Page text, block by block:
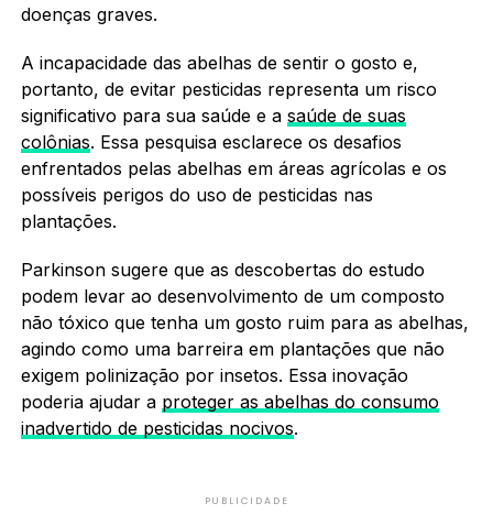
doenças graves.
A incapacidade das abelhas de sentir o gosto e,
portanto, de evitar pesticidas representa um risco
significativo para sua saúde e a saúde de suas
colônias. Essa pesquisa esclarece os desafios
enfrentados pelas abelhas em áreas agrícolas e os
possíveis perigos do uso de pesticidas nas
plantações.
Parkinson sugere que as descobertas do estudo
podem levar ao desenvolvimento de um composto
não tóxico que tenha um gosto ruim para as abelhas,
agindo como uma barreira em plantações que não
exigem polinização por insetos. Essa inovação
poderia ajudar a proteger as abelhas do consumo
inadvertido de pesticidas nocivos.
PUBLICIDADE